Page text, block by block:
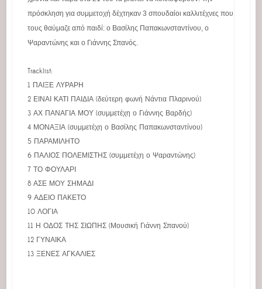
πρόσκληση για συμμετοχή δέχτηκαν 3 σπουδαίοι καλλιτέχνες που
τους θαύμαζε από παιδί: ο Βασίλης Παπακωνσταντίνου, ο
Ψαραντώνης και ο Γιάννης Σπανός.
Tracklist:
1 ΠΑΙΞΕ ΛΥΡΑΡΗ
2 ΕΙΝΑΙ ΚΑΤΙ ΠΑΙΔΙΑ (δεύτερη φωνή Νάντια Πλαρινού)
3 ΑΧ ΠΑΝΑΓΙΑ ΜΟΥ (συμμετέχη ο Γιάννης Βαρδής)
4 ΜΟΝΑΞΙΑ (συμμετέχη ο Βασίλης Παπακωνσταντίνου)
5 ΠΑΡΑΜΙΛΗΤΟ
6 ΠΑΛΙΟΣ ΠΟΛΕΜΙΣΤΗΣ (συμμετέχη ο Ψαραντώνης)
7 ΤΟ ΦΟΥΛΑΡΙ
8 ΑΣΕ ΜΟΥ ΣΗΜΑΔΙ
9 ΑΔΕΙΟ ΠΑΚΕΤΟ
10 ΛΟΓΙΑ
11 Η ΟΔΟΣ ΤΗΣ ΣΙΩΠΗΣ (Μουσική Γιάννη Σπανού)
12 ΓΥΝΑΙΚΑ
13 ΞΕΝΕΣ ΑΓΚΑΛΙΕΣ